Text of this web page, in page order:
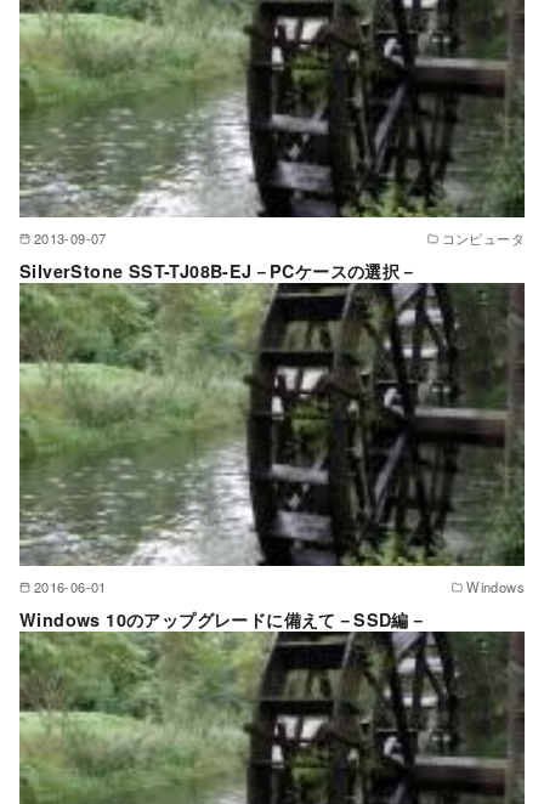
2013-09-07 コンピュータ
SilverStone SST-TJ08B-EJ－PCケースの選択－
2016-06-01 Windows
Windows 10のアップグレードに備えて－SSD編－